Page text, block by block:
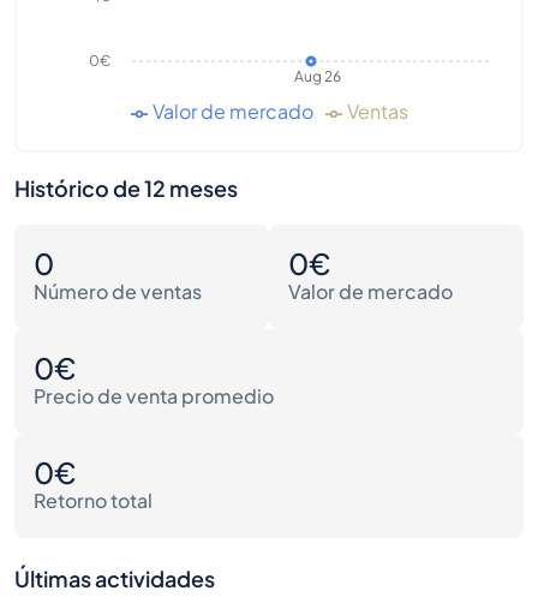
Aug 26
0€
Valor de mercado Ventas
Histórico de 12 meses
0
Número de ventas
0€
Valor de mercado
0€
Precio de venta promedio
0€
Retorno total
Últimas actividades